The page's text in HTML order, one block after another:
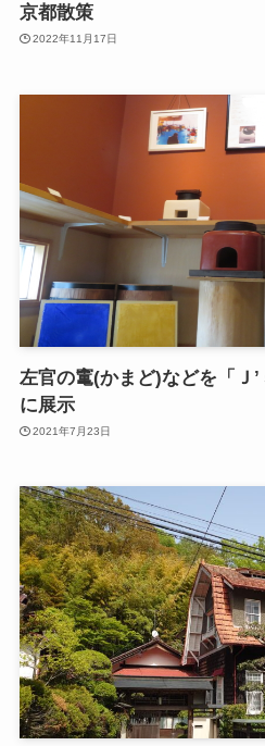
京都散策
2022年11月17日
左官の竃(かまど)などを「Ｊ
に展示
2021年7月23日